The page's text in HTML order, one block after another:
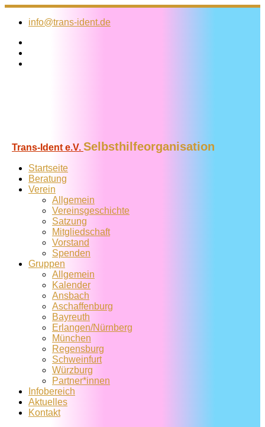
Zum
Inhalt
info@trans-ident.de
Trans-Ident e.V. Selbsthilfeorganisation
Startseite
Beratung
Verein
Allgemein
Vereins­geschichte
Satzung
Mitglied­schaft
Vorstand
Spenden
Gruppen
Allgemein
Kalender
Ansbach
Aschaffenburg
Bayreuth
Erlangen/Nürnberg
München
Regensburg
Schweinfurt
Würzburg
Partner*innen
Infobereich
Aktuelles
Kontakt